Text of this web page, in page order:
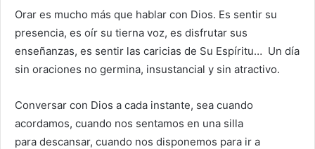
Orar es mucho más que hablar con Dios. Es sentir su
presencia, es oír su tierna voz, es disfrutar sus
enseñanzas, es sentir las caricias de Su Espíritu… Un día
sin oraciones no germina, insustancial y sin atractivo.
Conversar con Dios a cada instante, sea cuando
acordamos, cuando nos sentamos en una silla
para descansar, cuando nos disponemos para ir a